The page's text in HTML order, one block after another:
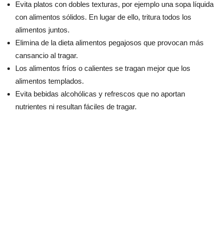
Evita platos con dobles texturas, por ejemplo una sopa líquida
con alimentos sólidos. En lugar de ello, tritura todos los
alimentos juntos.
Elimina de la dieta alimentos pegajosos que provocan más
cansancio al tragar.
Los alimentos fríos o calientes se tragan mejor que los
alimentos templados.
Evita bebidas alcohólicas y refrescos que no aportan
nutrientes ni resultan fáciles de tragar.